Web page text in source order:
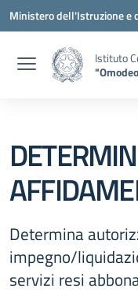
Vai ai contenuti
Vai al menu di navigazione
Vai al footer
Ministero dell'Istruzione e
Istituto
Determina
impegno/
servizi resi